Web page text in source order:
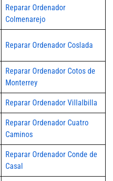
Reparar Ordenador
Colmenarejo
Reparar Ordenador Coslada
Reparar Ordenador Cotos de
Monterrey
Reparar Ordenador Villalbilla
Reparar Ordenador Cuatro
Caminos
Reparar Ordenador Conde de
Casal